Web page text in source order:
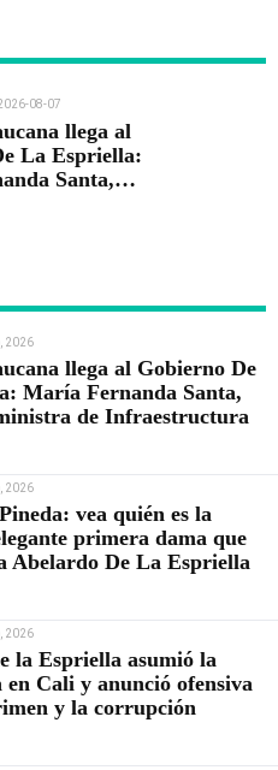
08-07
llega al
La Espriella:
Santa,
2026
llega al Gobierno De
María Fernanda Santa,
de Infraestructura
2026
vea quién es la
primera dama que
Abelardo De La Espriella
2026
la Espriella asumió la
en Cali y anunció ofensiva
y la corrupción